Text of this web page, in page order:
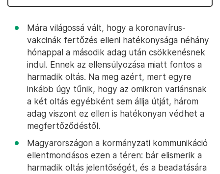
Mára világossá vált, hogy a koronavírus-
vakcinák fertőzés elleni hatékonysága néhány
hónappal a második adag után csökkenésnek
indul. Ennek az ellensúlyozása miatt fontos a
harmadik oltás. Na meg azért, mert egyre
inkább úgy tűnik, hogy az omikron variánsnak
a két oltás egyébként sem állja útját, három
adag viszont ez ellen is hatékonyan védhet a
megfertőződéstől.
Magyarországon a kormányzati kommunikáció
ellentmondásos ezen a téren: bár elismerik a
harmadik oltás jelentőségét, és a beadatására